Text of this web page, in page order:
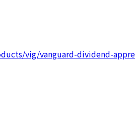
vig/vanguard-dividend-